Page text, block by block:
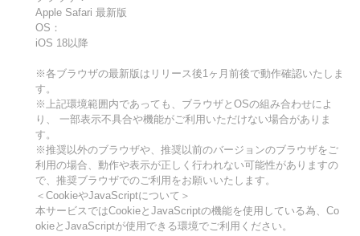
Apple Safari 最新版
OS：
iOS 18以降
※各ブラウザの最新版はリリース後1ヶ月前後で動作確認いたしま
す。
※上記環境範囲内であっても、ブラウザとOSの組み合わせによ
り、 一部表示不具合や機能がご利用いただけない場合がありま
す。
※推奨以外のブラウザや、推奨以前のバージョンのブラウザをご
利用の場合、動作や表示が正しく行われない可能性がありますの
で、推奨ブラウザでのご利用をお願いいたします。
＜CookieやJavaScriptについて＞
本サービスではCookieとJavaScriptの機能を使用している為、Co
okieとJavaScriptが使用できる環境でご利用ください。